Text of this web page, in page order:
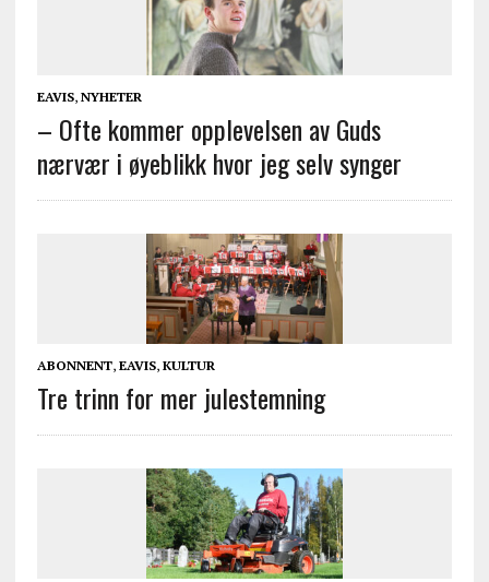
EAVIS, NYHETER
– Ofte kommer opplevelsen av Guds
nærvær i øyeblikk hvor jeg selv synger
ABONNENT, EAVIS, KULTUR
Tre trinn for mer julestemning